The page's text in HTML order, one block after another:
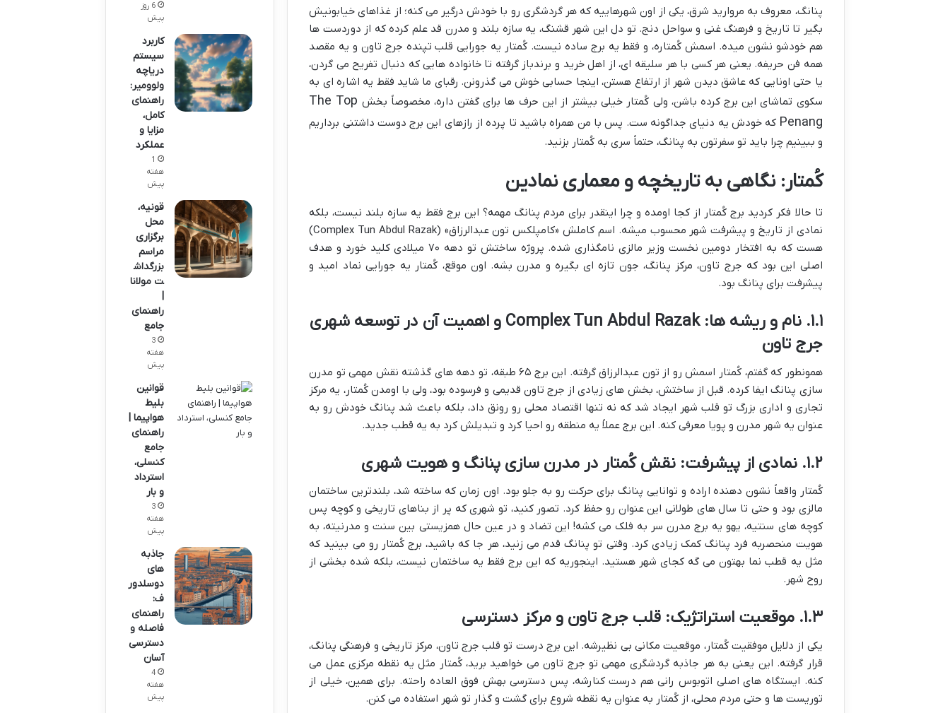
پنانگ، معروف به مروارید شرق، یکی از اون شهرهاییه که هر گردشگری رو با خودش درگیر می کنه؛ از غذاهای خیابونیش
بگیر تا تاریخ و فرهنگ غنی و سواحل دنج. تو دل این شهر قشنگ، یه سازه بلند و مدرن قد علم کرده که از دوردست ها
هم خودشو نشون میده. اسمش کُمتاره، و فقط یه برج ساده نیست. کُمتار یه جورایی قلب تپنده جرج تاون و یه مقصد
همه فن حریفه. یعنی هر کسی با هر سلیقه ای، از اهل خرید و برندباز گرفته تا خانواده هایی که دنبال تفریح می گردن،
یا حتی اونایی که عاشق دیدن شهر از ارتفاع هستن، اینجا حسابی خوش می گذرونن. رقبای ما شاید فقط یه اشاره ای به
سکوی تماشای این برج کرده باشن، ولی کُمتار خیلی بیشتر از این حرف ها برای گفتن داره، مخصوصاً بخش The Top
Penang که خودش یه دنیای جداگونه ست. پس با من همراه باشید تا پرده از رازهای این برج دوست داشتنی برداریم
و ببینیم چرا باید تو سفرتون به پنانگ، حتماً سری به کُمتار بزنید.
کُمتار: نگاهی به تاریخچه و معماری نمادین
تا حالا فکر کردید برج کُمتار از کجا اومده و چرا اینقدر برای مردم پنانگ مهمه؟ این برج فقط یه سازه بلند نیست، بلکه
نمادی از تاریخ و پیشرفت شهر محسوب میشه. اسم کاملش «کامپلکس تون عبدالرزاق» (Complex Tun Abdul Razak)
هست که به افتخار دومین نخست وزیر مالزی نامگذاری شده. پروژه ساختش تو دهه ۷۰ میلادی کلید خورد و هدف
اصلی این بود که جرج تاون، مرکز پنانگ، جون تازه ای بگیره و مدرن بشه. اون موقع، کُمتار یه جورایی نماد امید و
پیشرفت برای پنانگ بود.
۱.۱. نام و ریشه ها: Complex Tun Abdul Razak و اهمیت آن در توسعه شهری
جرج تاون
همونطور که گفتم، کُمتار اسمش رو از تون عبدالرزاق گرفته. این برج ۶۵ طبقه، تو دهه های گذشته نقش مهمی تو مدرن
سازی پنانگ ایفا کرده. قبل از ساختش، بخش های زیادی از جرج تاون قدیمی و فرسوده بود، ولی با اومدن کُمتار، یه مرکز
تجاری و اداری بزرگ تو قلب شهر ایجاد شد که نه تنها اقتصاد محلی رو رونق داد، بلکه باعث شد پنانگ خودش رو به
عنوان یه شهر مدرن و پویا معرفی کنه. این برج عملاً یه منطقه رو احیا کرد و تبدیلش کرد به یه قطب جدید.
۱.۲. نمادی از پیشرفت: نقش کُمتار در مدرن سازی پنانگ و هویت شهری
کُمتار واقعاً نشون دهنده اراده و توانایی پنانگ برای حرکت رو به جلو بود. اون زمان که ساخته شد، بلندترین ساختمان
مالزی بود و حتی تا سال های طولانی این عنوان رو حفظ کرد. تصور کنید، تو شهری که پر از بناهای تاریخی و کوچه پس
کوچه های سنتیه، یهو یه برج مدرن سر به فلک می کشه! این تضاد و در عین حال همزیستی بین سنت و مدرنیته، به
هویت منحصربه فرد پنانگ کمک زیادی کرد. وقتی تو پنانگ قدم می زنید، هر جا که باشید، برج کُمتار رو می بینید که
مثل یه قطب نما بهتون می گه کجای شهر هستید. اینجوریه که این برج فقط یه ساختمان نیست، بلکه شده بخشی از
روح شهر.
۱.۳. موقعیت استراتژیک: قلب جرج تاون و مرکز دسترسی
یکی از دلایل موفقیت کُمتار، موقعیت مکانی بی نظیرشه. این برج درست تو قلب جرج تاون، مرکز تاریخی و فرهنگی پنانگ،
قرار گرفته. این یعنی به هر جاذبه گردشگری مهمی تو جرج تاون می خواهید برید، کُمتار مثل یه نقطه مرکزی عمل می
کنه. ایستگاه های اصلی اتوبوس رانی هم درست کنارشه، پس دسترسی بهش فوق العاده راحته. برای همین، خیلی از
توریست ها و حتی مردم محلی، از کُمتار به عنوان یه نقطه شروع برای گشت و گذار تو شهر استفاده می کنن.
6 روز
پیش
کاربرد
سیستم
دریاچه
ولوومیر:
راهنمای
کامل،
مزایا و
عملکرد
1
هفته
پیش
قونیه،
محل
برگزاری
مراسم
بزرگداش
ت مولانا
|
راهنمای
جامع
3
هفته
پیش
قوانین
بلیط
هواپیما |
راهنمای
جامع
کنسلی،
استرداد
و بار
3
هفته
پیش
جاذبه
های
دوسلدور
ف:
راهنمای
فاصله و
دسترسی
آسان
4
هفته
پیش